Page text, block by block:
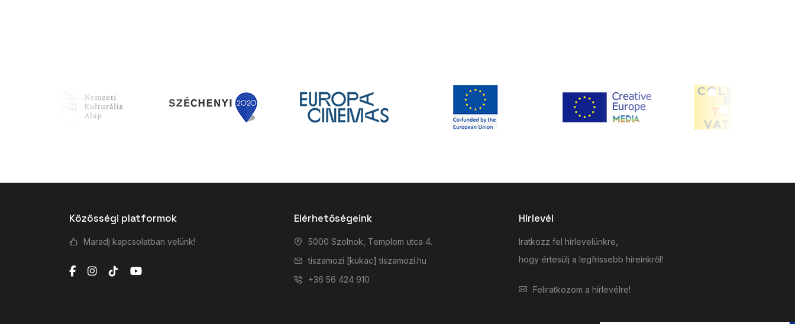
Közösségi platformok
Maradj kapcsolatban velünk!
Elérhetőségeink
5000 Szolnok, Templom utca 4.
tiszamozi [kukac] tiszamozi.hu
+36 56 424 910
Hírlevél
Iratkozz fel hírlevelünkre,
hogy értesülj a legfrissebb híreinkről!
Feliratkozom a hírlevélre!